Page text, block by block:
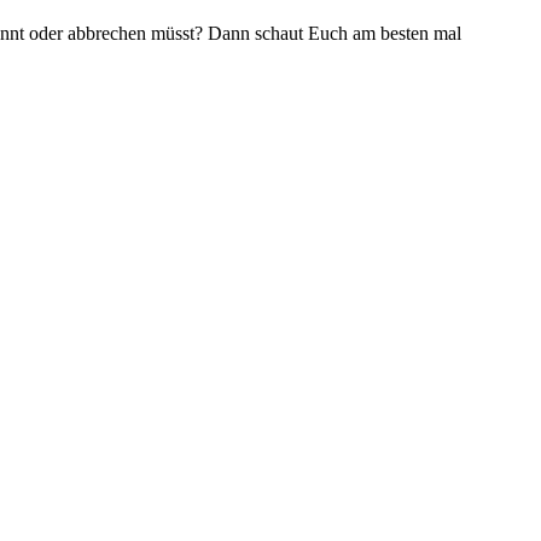
oder abbrechen müsst? Dann schaut Euch am besten mal